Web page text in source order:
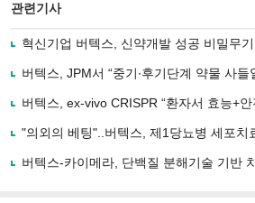
로
기
사
유
기
관련기사
혁신기업 버텍스, 신약개발 성공 비밀무
버텍스, JPM서 “중기∙후기단계 약물 사들
버텍스, ex-vivo CRISPR “환자서 효능+안
"의외의 베팅"..버텍스, 제1당뇨병 세포치
버텍스-카이메라, 단백질 분해기술 기반